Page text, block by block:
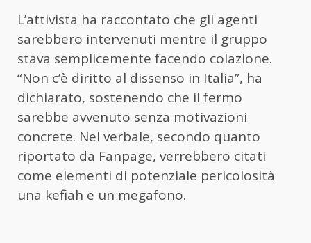
L’attivista ha raccontato che gli agenti
sarebbero intervenuti mentre il gruppo
stava semplicemente facendo colazione.
“Non c’è diritto al dissenso in Italia”, ha
dichiarato, sostenendo che il fermo
sarebbe avvenuto senza motivazioni
concrete. Nel verbale, secondo quanto
riportato da Fanpage, verrebbero citati
come elementi di potenziale pericolosità
una kefiah e un megafono.